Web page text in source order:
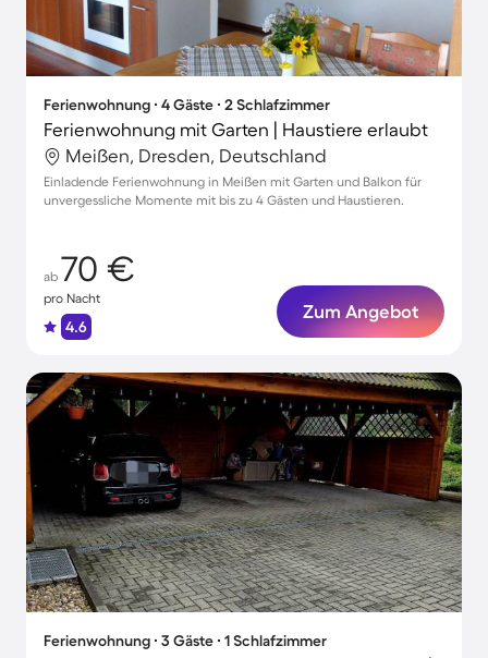
Ferienwohnung ∙ 4 Gäste ∙ 2 Schlafzimmer
Ferienwohnung mit Garten | Haustiere erlaubt
Meißen, Dresden, Deutschland
Einladende Ferienwohnung in Meißen mit Garten und Balkon für
unvergessliche Momente mit bis zu 4 Gästen und Haustieren.
ab 70 €
pro Nacht
4.6
Zum Angebot
Ferienwohnung ∙ 3 Gäste ∙ 1 Schlafzimmer